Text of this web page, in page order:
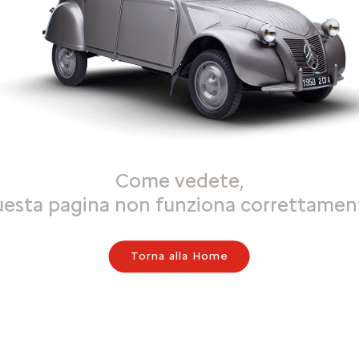
Come vedete,
pagina non funziona
Torna alla Home